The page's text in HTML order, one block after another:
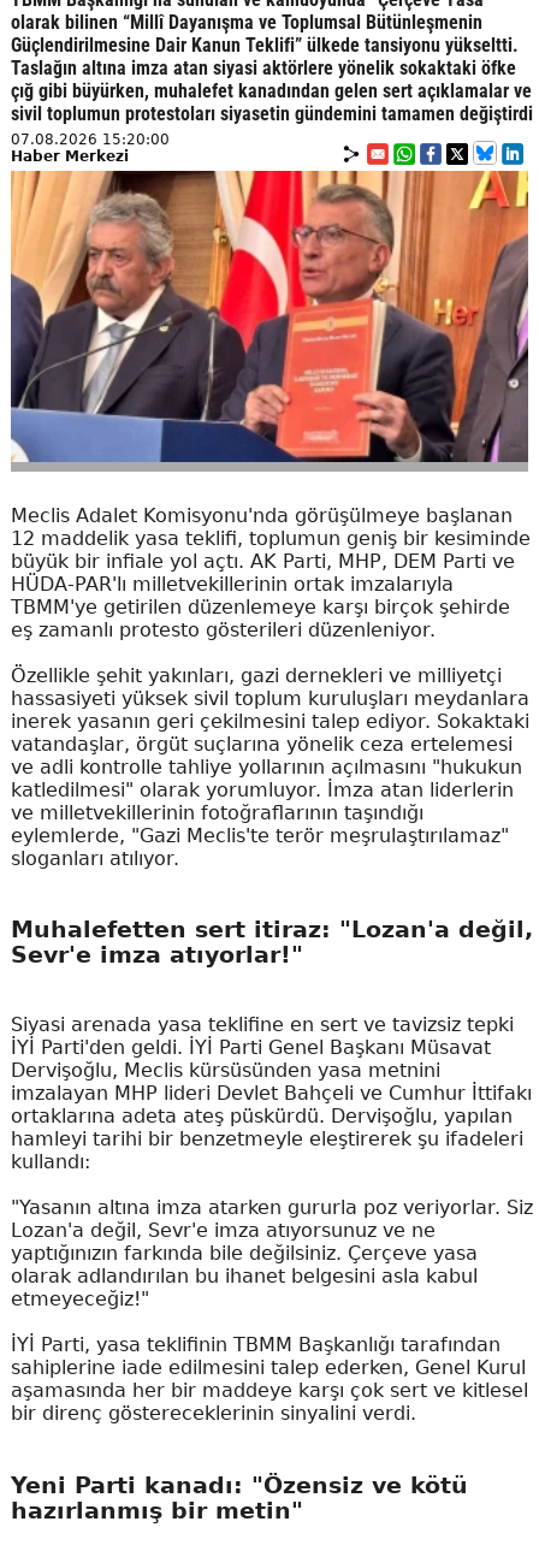
olarak bilinen “Millî Dayanışma ve Toplumsal Bütünleşmenin
Güçlendirilmesine Dair Kanun Teklifi” ülkede tansiyonu yükseltti.
Taslağın altına imza atan siyasi aktörlere yönelik sokaktaki öfke
çığ gibi büyürken, muhalefet kanadından gelen sert açıklamalar ve
sivil toplumun protestoları siyasetin gündemini tamamen değiştirdi
07.08.2026 15:20:00
Haber Merkezi
Meclis Adalet Komisyonu'nda görüşülmeye başlanan
12 maddelik yasa teklifi, toplumun geniş bir kesiminde
büyük bir infiale yol açtı. AK Parti, MHP, DEM Parti ve
HÜDA-PAR'lı milletvekillerinin ortak imzalarıyla
TBMM'ye getirilen düzenlemeye karşı birçok şehirde
eş zamanlı protesto gösterileri düzenleniyor.
Özellikle şehit yakınları, gazi dernekleri ve milliyetçi
hassasiyeti yüksek sivil toplum kuruluşları meydanlara
inerek yasanın geri çekilmesini talep ediyor. Sokaktaki
vatandaşlar, örgüt suçlarına yönelik ceza ertelemesi
ve adli kontrolle tahliye yollarının açılmasını "hukukun
katledilmesi" olarak yorumluyor. İmza atan liderlerin
ve milletvekillerinin fotoğraflarının taşındığı
eylemlerde, "Gazi Meclis'te terör meşrulaştırılamaz"
sloganları atılıyor.
Muhalefetten sert itiraz: "Lozan'a değil,
Sevr'e imza atıyorlar!"
Siyasi arenada yasa teklifine en sert ve tavizsiz tepki
İYİ Parti'den geldi. İYİ Parti Genel Başkanı Müsavat
Dervişoğlu, Meclis kürsüsünden yasa metnini
imzalayan MHP lideri Devlet Bahçeli ve Cumhur İttifakı
ortaklarına adeta ateş püskürdü. Dervişoğlu, yapılan
hamleyi tarihi bir benzetmeyle eleştirerek şu ifadeleri
kullandı:
"Yasanın altına imza atarken gururla poz veriyorlar. Siz
Lozan'a değil, Sevr'e imza atıyorsunuz ve ne
yaptığınızın farkında bile değilsiniz. Çerçeve yasa
olarak adlandırılan bu ihanet belgesini asla kabul
etmeyeceğiz!"
İYİ Parti, yasa teklifinin TBMM Başkanlığı tarafından
sahiplerine iade edilmesini talep ederken, Genel Kurul
aşamasında her bir maddeye karşı çok sert ve kitlesel
bir direnç göstereceklerinin sinyalini verdi.
Yeni Parti kanadı: "Özensiz ve kötü
hazırlanmış bir metin"